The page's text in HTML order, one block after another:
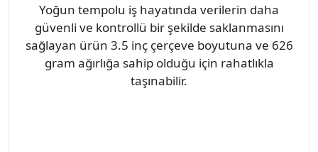
Yoğun tempolu iş hayatında verilerin daha
güvenli ve kontrollü bir şekilde saklanmasını
sağlayan ürün 3.5 inç çerçeve boyutuna ve 626
gram ağırlığa sahip olduğu için rahatlıkla
taşınabilir.